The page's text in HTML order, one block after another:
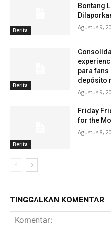
Berita
Bontang
Agustus 9,
Berita
para fans
depósito
Agustus 9,
Berita
Friday
for the
Agustus 8,
TINGGALKAN KOMENTAR